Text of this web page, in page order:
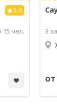
5.9
15 чел.
3